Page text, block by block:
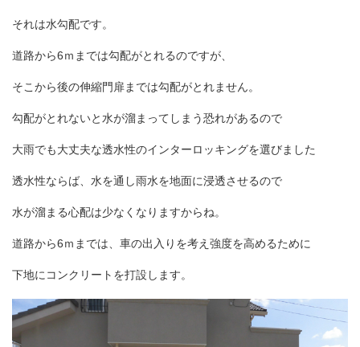
それは水勾配です。
道路から6ｍまでは勾配がとれるのですが、
そこから後の伸縮門扉までは勾配がとれません。
勾配がとれないと水が溜まってしまう恐れがあるので
大雨でも大丈夫な透水性のインターロッキングを選びました
透水性ならば、水を通し雨水を地面に浸透させるので
水が溜まる心配は少なくなりますからね。
道路から6ｍまでは、車の出入りを考え強度を高めるために
下地にコンクリートを打設します。